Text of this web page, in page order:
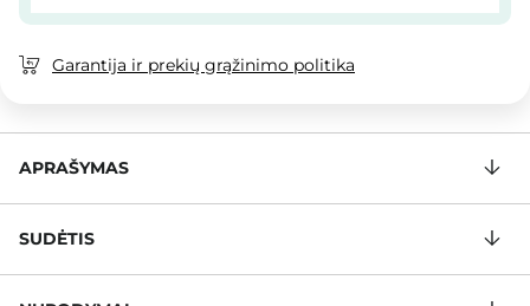
Garantija ir prekių grąžinimo politika
APRAŠYMAS
SUDĖTIS